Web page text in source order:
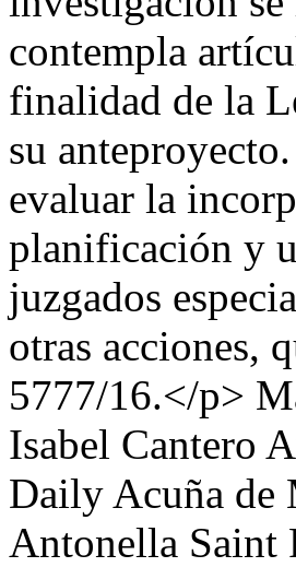
contempla
finalidad de la
su
evaluar la
planificación y
juzgados
otras acciones,
5777/16.</p>
Isabel Cantero
Daily Acuña de
Antonella Saint